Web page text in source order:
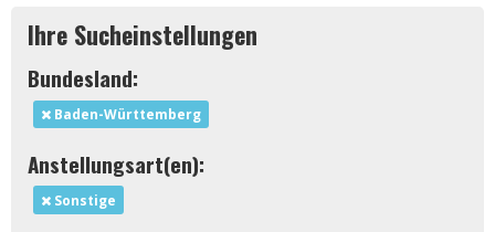
Ihre Sucheinstellungen
Bundesland:
Baden-Württemberg
Anstellungsart(en):
Sonstige